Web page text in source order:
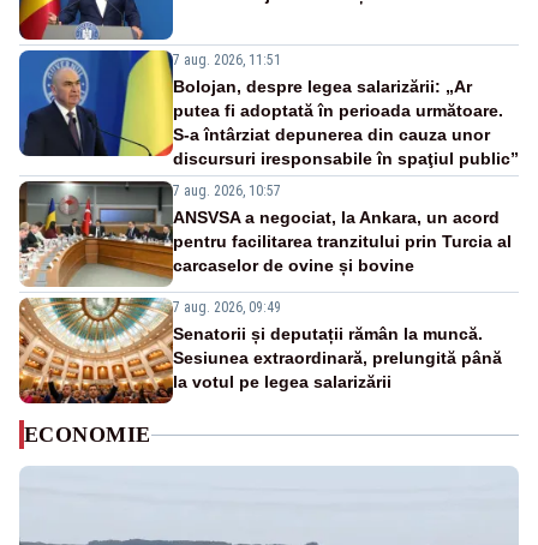
7 aug. 2026, 11:51
Bolojan, despre legea salarizării: „Ar
putea fi adoptată în perioada următoare.
S-a întârziat depunerea din cauza unor
discursuri iresponsabile în spaţiul public”
7 aug. 2026, 10:57
ANSVSA a negociat, la Ankara, un acord
pentru facilitarea tranzitului prin Turcia al
carcaselor de ovine și bovine
7 aug. 2026, 09:49
Senatorii și deputații rămân la muncă.
Sesiunea extraordinară, prelungită până
la votul pe legea salarizării
ECONOMIE